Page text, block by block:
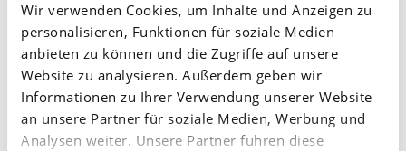
Wir verwenden Cookies, um Inhalte und Anzeigen zu
personalisieren, Funktionen für soziale Medien
anbieten zu können und die Zugriffe auf unsere
Website zu analysieren. Außerdem geben wir
Informationen zu Ihrer Verwendung unserer Website
an unsere Partner für soziale Medien, Werbung und
Analysen weiter. Unsere Partner führen diese
AmJuli 11,2016
Das Knollenwachstum fördern
Weiterlesen
Stichworte:Phosphor Kartoffeln